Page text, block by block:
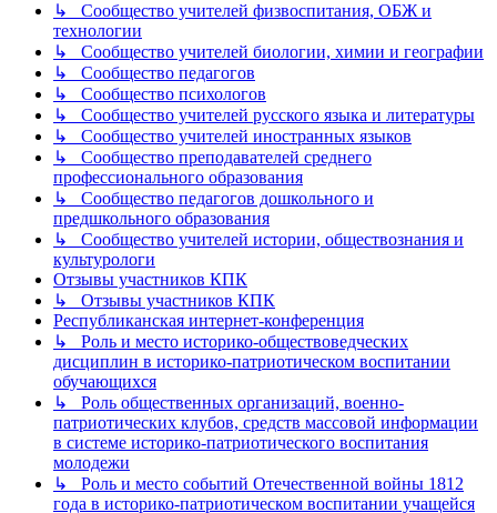
↳ Сообщество учителей физвоспитания, ОБЖ и
технологии
↳ Сообщество учителей биологии, химии и географии
↳ Сообщество педагогов
↳ Сообщество психологов
↳ Сообщество учителей русского языка и литературы
↳ Сообщество учителей иностранных языков
↳ Сообщество преподавателей среднего
профессионального образования
↳ Сообщество педагогов дошкольного и
предшкольного образования
↳ Сообщество учителей истории, обществознания и
культурологи
Отзывы участников КПК
↳ Отзывы участников КПК
Республиканская интернет-конференция
↳ Роль и место историко-обществоведческих
дисциплин в историко-патриотическом воспитании
обучающихся
↳ Роль общественных организаций, военно-
патриотических клубов, средств массовой информации
в системе историко-патриотического воспитания
молодежи
↳ Роль и место событий Отечественной войны 1812
года в историко-патриотическом воспитании учащейся